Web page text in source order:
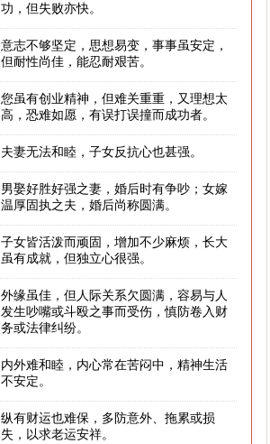
功，但失败亦快。
意志不够坚定，思想易变，事事虽安定，
但耐性尚佳，能忍耐艰苦。
您虽有创业精神，但难关重重，又理想太
高，恐难如愿，有误打误撞而成功者。
夫妻无法和睦，子女反抗心也甚强。
男娶好胜好强之妻，婚后时有争吵；女嫁
温厚固执之夫，婚后尚称圆满。
子女皆活泼而顽固，增加不少麻烦，长大
虽有成就，但独立心很强。
外缘虽佳，但人际关系欠圆满，容易与人
发生吵嘴或斗殴之事而受伤，慎防卷入财
务或法律纠纷。
内外难和睦，内心常在苦闷中，精神生活
不安定。
纵有财运也难保，多防意外、拖累或损
失，以求老运安祥。